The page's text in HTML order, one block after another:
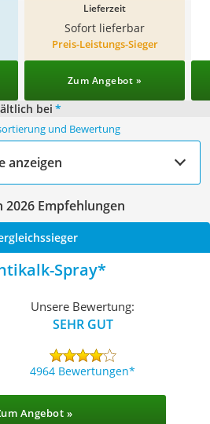
Lieferzeit
Sofort lieferbar
Preis-Leistungs-Sieger
Zum Angebot »
bei *
und Bewertung
anzeigen
2026 Empfehlungen
Spray
Unsere Bewertung:
SEHR GUT
4964 Bewertungen
Angebot »